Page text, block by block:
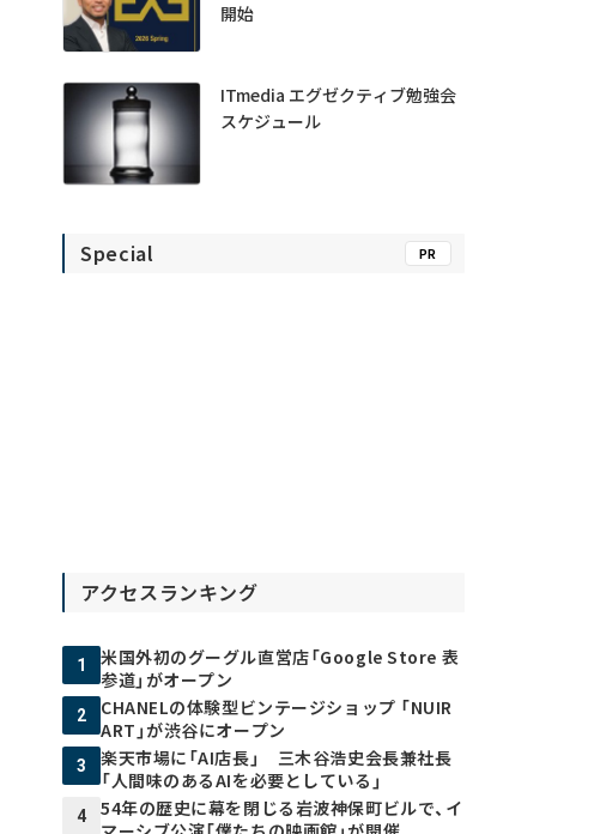
開始
ITmedia エグゼクティブ勉強会
スケジュール
Special PR
アクセスランキング
1
米国外初のグーグル直営店「Google Store 表
参道」がオープン
2
CHANELの体験型ビンテージショップ 「NUIR
ART」が渋谷にオープン
3
楽天市場に「AI店長」 三木谷浩史会長兼社長
「人間味のあるAIを必要としている」
4
54年の歴史に幕を閉じる岩波神保町ビルで、イ